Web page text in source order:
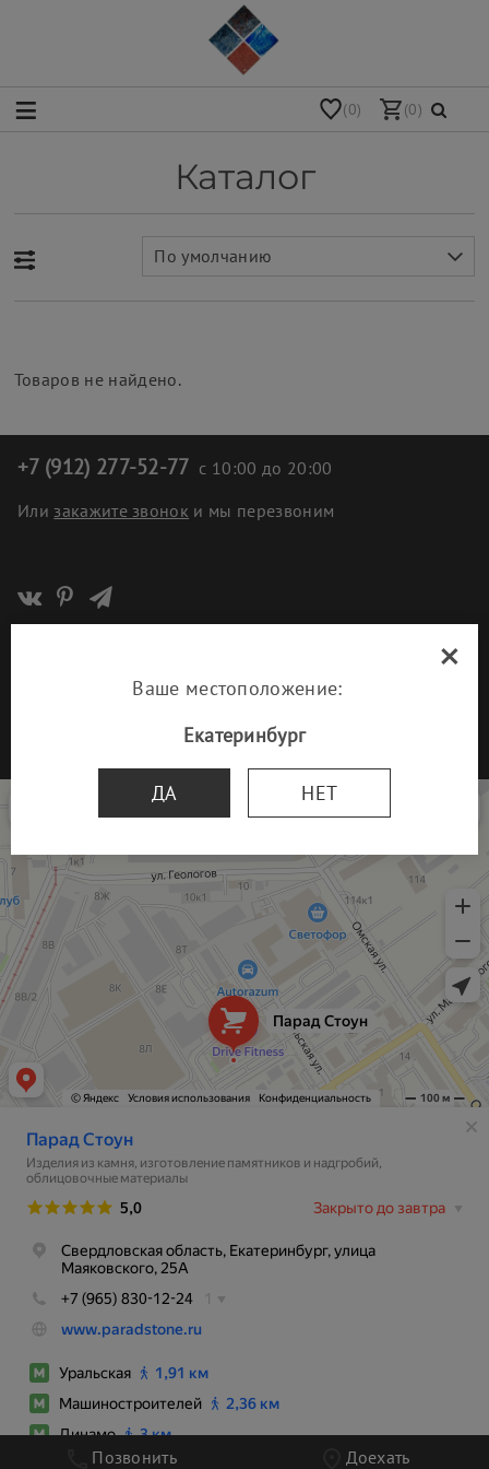
(0) (0)
Каталог
По умолчанию
Товаров не найдено.
Изделия из камня в Екатеринбурге
Изготовление памятников и надгробий в Екатеринбурге
+7 (912) 277-52-77 с 10:00 до 20:00
Или закажите звонок и мы перезвоним
Политика организации в отношении обработки персональных
Позвонить Доехать
×
Ваше местоположение:
Екатеринбург
ДА НЕТ